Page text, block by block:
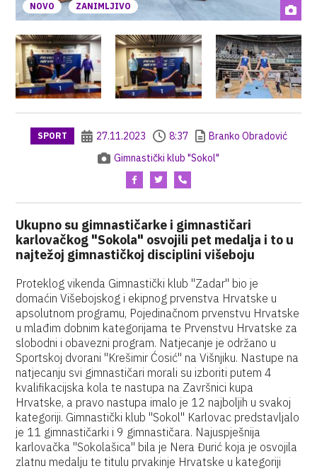
NOVO ZANIMLJIVO
SPORT 27.11.2023 8:37
Branko Obradović
Gimnastički klub "Sokol"
Ukupno su gimnastičarke i gimnastičari
karlovačkog "Sokola" osvojili pet medalja i to u
najtežoj gimnastičkoj disciplini višeboju
Proteklog vikenda Gimnastički klub "Zadar" bio je
domaćin Višebojskog i ekipnog prvenstva Hrvatske u
apsolutnom programu, Pojedinačnom prvenstvu Hrvatske
u mlađim dobnim kategorijama te Prvenstvu Hrvatske za
slobodni i obavezni program. Natjecanje je održano u
Sportskoj dvorani "Krešimir Ćosić" na Višnjiku. Nastupe na
natjecanju svi gimnastičari morali su izboriti putem 4
kvalifikacijska kola te nastupa na Završnici kupa
Hrvatske, a pravo nastupa imalo je 12 najboljih u svakoj
kategoriji. Gimnastički klub "Sokol" Karlovac predstavljalo
je 11 gimnastičarki i 9 gimnastičara. Najuspješnija
karlovačka "Sokolašica" bila je Nera Đurić koja je osvojila
zlatnu medalju te titulu prvakinje Hrvatske u kategoriji